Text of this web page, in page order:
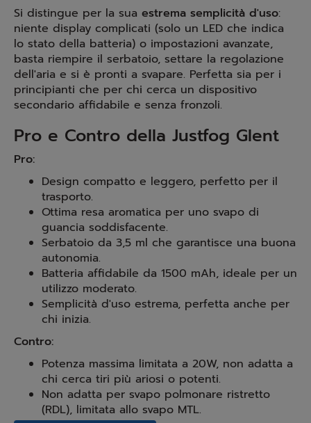
Si distingue per la sua estrema semplicità d'uso:
niente display complicati (solo un LED che indica
lo stato della batteria) o impostazioni avanzate,
basta riempire il serbatoio, settare la regolazione
dell'aria e si è pronti a svapare. Perfetta sia per i
principianti che per chi cerca un dispositivo
secondario affidabile e senza fronzoli.
Pro e Contro della Justfog Glent
Pro:
Design compatto e leggero, perfetto per il
trasporto.
Ottima resa aromatica per uno svapo di
guancia soddisfacente.
Serbatoio da 3,5 ml che garantisce una buona
autonomia.
Batteria affidabile da 1500 mAh, ideale per un
utilizzo moderato.
Semplicità d'uso estrema, perfetta anche per
chi inizia.
Contro:
Potenza massima limitata a 20W, non adatta a
chi cerca tiri più ariosi o potenti.
Non adatta per svapo polmonare ristretto
(RDL), limitata allo svapo MTL.